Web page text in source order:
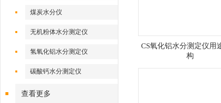
煤炭水分仪
无机粉体水分测定仪
氢氧化铝水分测定仪
碳酸钙水分测定仪
查看更多
CS氧化铝水分测定仪用
构